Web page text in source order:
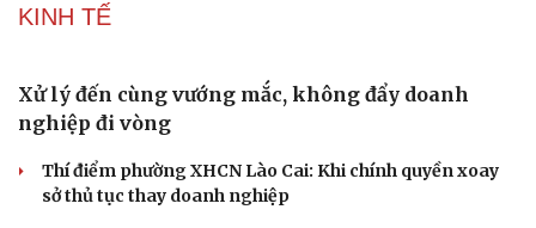
Sân khấu - Điện ảnh
Văn học
Âm nhạc
Di sản
Nghệ sĩ
Sao Việt
Khi bảo tàng đưa hiện vật bước ra khỏi tủ kính trò
DU LỊCH
Những hương vị đưa TP.HCM thành thiên đường
ẩm thực đường phố hàng đầu thế giới